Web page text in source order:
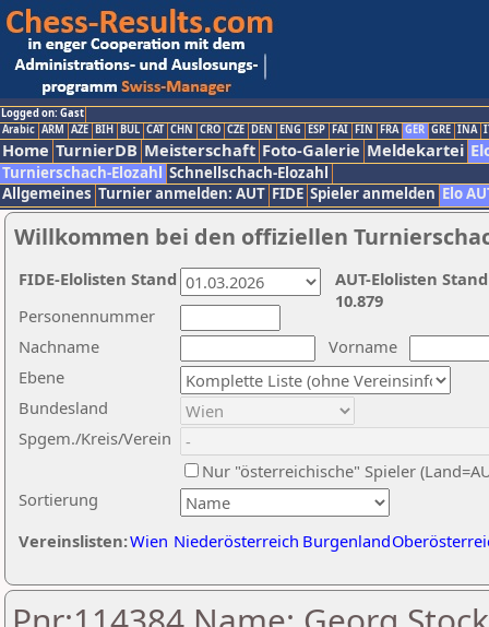
Logged on: Gast
Arabic ARM AZE BIH BUL CAT CHN CRO CZE DEN ENG ESP FAI FIN FRA GER GRE INA
Home TurnierDB Meisterschaft Foto-Galerie Meldekartei
Turnierschach-Elozahl Schnellschach-Elozahl
Allgemeines Turnier anmelden: AUT FIDE Spieler anmelden Elo
Willkommen bei den offiziellen
Nachname
Vorname
Ebene
Sortierung
Personennummer
Bundesland
Spgem./Kreis/Verein
Nur "österreichische" Spieler
Vereinslisten:Wien Niederösterreich Burgenland
AUT-Elolisten
10.879
FIDE-Elolisten Stand